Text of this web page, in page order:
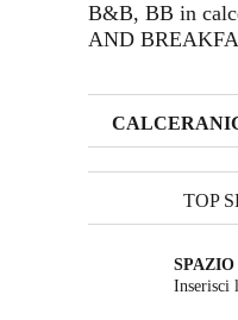
B&B, BB in
AND
TOP
Inserisci